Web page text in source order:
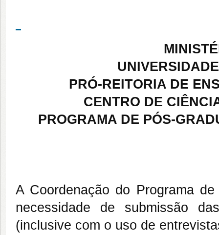
PRÓ-REITORIA DE
CENTRO DE
PROGRAMA DE PÓS-
A Coordenação do Programa
necessidade de submissão
(inclusive com o uso de